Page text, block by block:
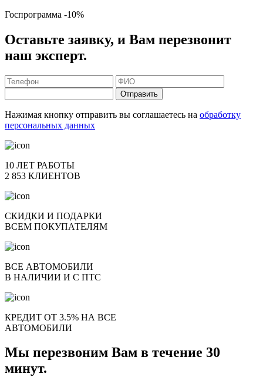
Госпрограмма -10%
Оставьте заявку, и Вам перезвонит
наш эксперт.
Отправить
Нажимая кнопку отправить вы соглашаетесь на обработку
персональных данных
10 ЛЕТ РАБОТЫ
2 853 КЛИЕНТОВ
СКИДКИ И ПОДАРКИ
ВСЕМ ПОКУПАТЕЛЯМ
ВСЕ АВТОМОБИЛИ
В НАЛИЧИИ И С ПТС
КРЕДИТ ОТ 3.5% НА ВСЕ
АВТОМОБИЛИ
Мы перезвоним Вам в течение 30
минут.